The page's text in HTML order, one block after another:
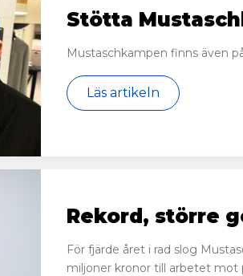
Stötta
Mustaschkampen finns även
Läs artikeln
Rekord, större
För fjärde året i rad slog
miljoner kronor till arbetet mot